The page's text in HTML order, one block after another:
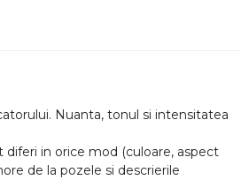
Nuanta, tonul si intensitatea
in orice mod (culoare, aspect
de la pozele si descrierile